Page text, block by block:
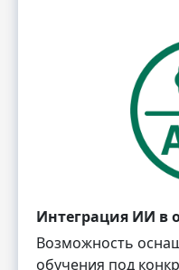
Интеграция ИИ в
Возможность
обучения под